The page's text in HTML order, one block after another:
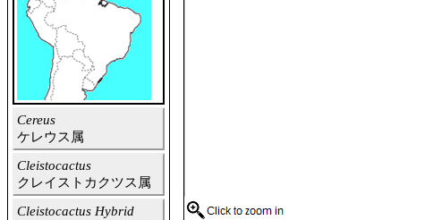
Cereus
ケレウス属
Cleistocactus
クレイストカクツス属
Cleistocactus Hybrid